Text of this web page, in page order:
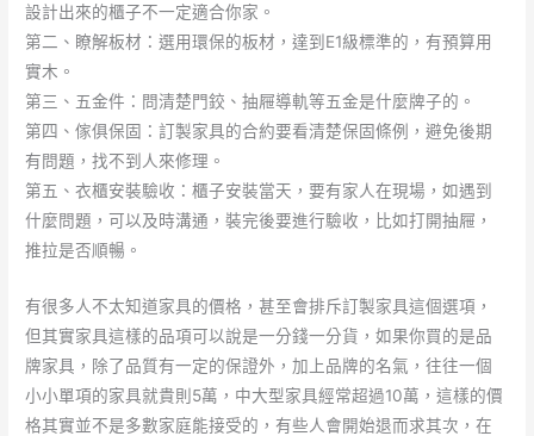
設計出來的櫃子不一定適合你家。
第二、瞭解板材：選用環保的板材，達到E1級標準的，有預算用
實木。
第三、五金件：問清楚門鉸、抽屜導軌等五金是什麼牌子的。
第四、傢俱保固：訂製家具的合約要看清楚保固條例，避免後期
有問題，找不到人來修理。
第五、衣櫃安裝驗收：櫃子安裝當天，要有家人在現場，如遇到
什麼問題，可以及時溝通，裝完後要進行驗收，比如打開抽屜，
推拉是否順暢。
有很多人不太知道家具的價格，甚至會排斥訂製家具這個選項，
但其實家具這樣的品項可以說是一分錢一分貨，如果你買的是品
牌家具，除了品質有一定的保證外，加上品牌的名氣，往往一個
小小單項的家具就貴則5萬，中大型家具經常超過10萬，這樣的價
格其實並不是多數家庭能接受的，有些人會開始退而求其次，在